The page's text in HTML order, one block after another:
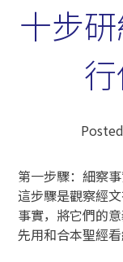
十步
第一步驟：細察
這步驟是觀察經
事實，將它們的
先用和合本聖經看